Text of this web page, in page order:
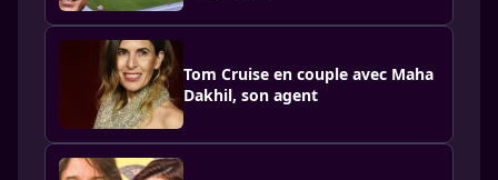
Tom Cruise en couple avec Maha
Dakhil, son agent